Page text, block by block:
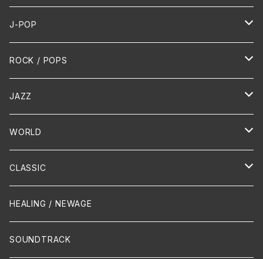
J-POP
HR/HM
演歌 / 歌謡曲
PUNK/HARDCORE
Hip-Hop/Dancehall Reggae
ROCK / POPS
Oldies
HR/HM
JAZZ
Vocal
Piano
Crossover / Fusion
Dixie / New Orleans
WORLD
HAWAIIAN
Chanson
CLASSIC
Piano
Flute
HEALING / NEWAGE
SOUNDTRACK